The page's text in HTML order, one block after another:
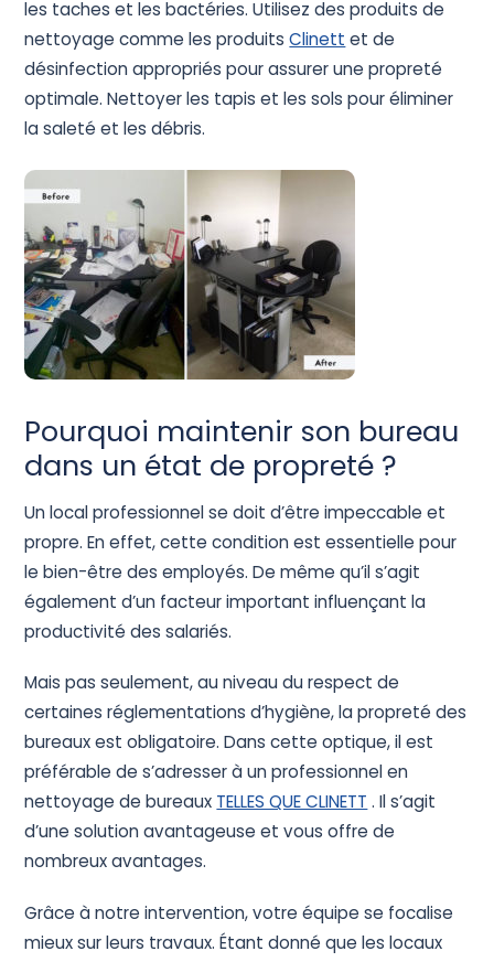
les taches et les bactéries. Utilisez des produits de
nettoyage comme les produitsClinett et de
désinfection appropriés pour assurer une propreté
optimale. Nettoyer les tapis et les sols pour éliminer
la saleté et les débris.
Pourquoi maintenir son bureau
dans un état de propreté ?
Un local professionnel se doit d’être impeccable et
propre. En effet, cette condition est essentielle pour
le bien-être des employés. De même qu’il s’agit
également d’un facteur important influençant la
productivité des salariés.
Mais pas seulement, au niveau du respect de
certaines réglementations d’hygiène, la propreté des
bureaux est obligatoire. Dans cette optique, il est
préférable de s’adresser à un professionnel en
nettoyage de bureaux TELLES QUE CLINETT . Il s’agit
d’une solution avantageuse et vous offre de
nombreux avantages.
Grâce à notre intervention, votre équipe se focalise
mieux sur leurs travaux. Étant donné que les locaux